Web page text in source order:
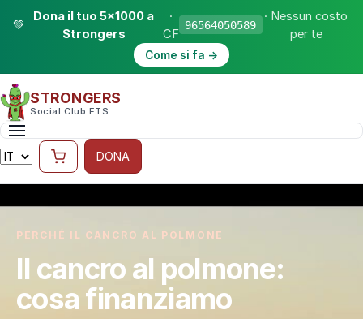
💚
Dona il tuo 5×1000 a
Strongers
·
CF
96564050589
· Nessun costo
per te
Come si fa →
STRONGERS
Social Club ETS
DONA
PERCHÉ IL CANCRO AL POLMONE
Il cancro al polmone:
cosa finanziamo